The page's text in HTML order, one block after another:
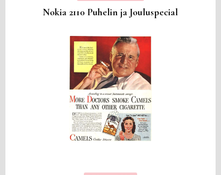
Nokia 2110 Puhelin ja Jouluspecial